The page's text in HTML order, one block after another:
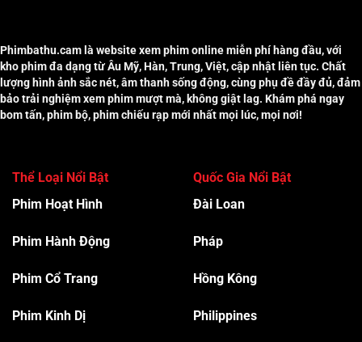
Phimbathu.cam là website xem phim online miễn phí hàng đầu, với
kho phim đa dạng từ Âu Mỹ, Hàn, Trung, Việt, cập nhật liên tục. Chất
lượng hình ảnh sắc nét, âm thanh sống động, cùng phụ đề đầy đủ, đảm
bảo trải nghiệm xem phim mượt mà, không giật lag. Khám phá ngay
bom tấn, phim bộ, phim chiếu rạp mới nhất mọi lúc, mọi nơi!
Thể Loại Nổi Bật
Phim Hoạt Hình
Phim Hành Động
Phim Cổ Trang
Phim Kinh Dị
Quốc Gia Nổi Bật
Đài Loan
Pháp
Hồng Kông
Philippines